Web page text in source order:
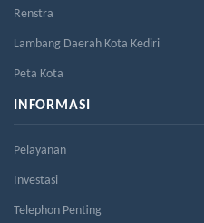
Renstra
Lambang Daerah Kota Kediri
Peta Kota
INFORMASI
Pelayanan
Investasi
Telephon Penting